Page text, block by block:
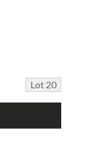
Lot 20